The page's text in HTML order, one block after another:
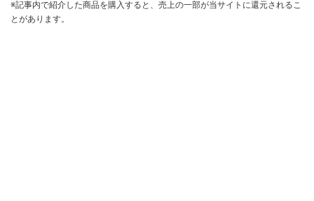
※記事内で紹介した商品を購入すると、売上の一部が当サイトに還元されるこ
とがあります。